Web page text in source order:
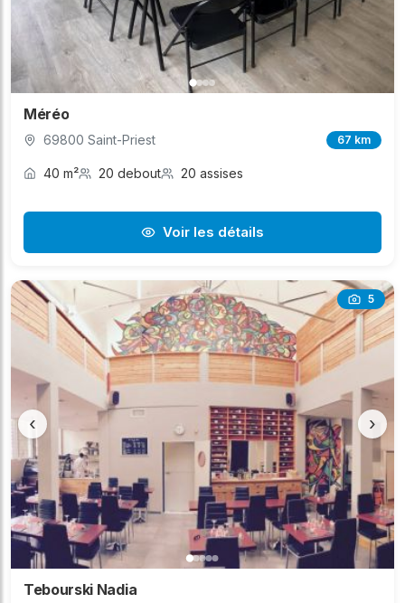
Méréo
69800 Saint-Priest 67 km
40 m² 20 debout 20 assises
Voir les détails
5
‹ ›
Tebourski Nadia